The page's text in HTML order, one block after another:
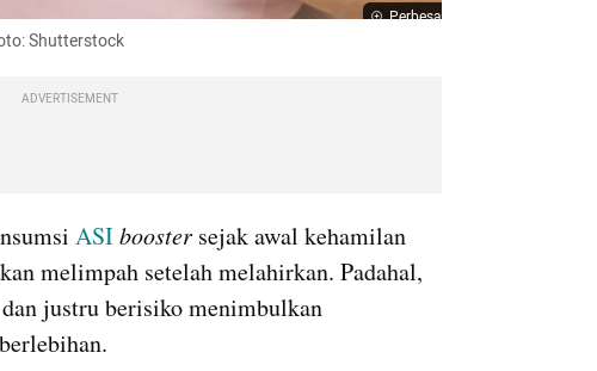
Perbesar
Shutterstock
ADVERTISEMENT
ASIbooster sejak awal kehamilan
melimpah setelah melahirkan. Padahal,
justru berisiko menimbulkan